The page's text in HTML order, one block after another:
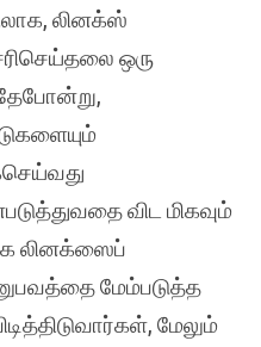
லினக்ஸ்
ஒரு
விட மிகவும்
லினக்ஸைப்
மேம்படுத்த
மேலும்